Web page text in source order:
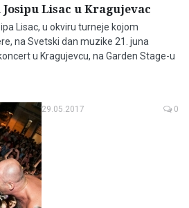
Lisac u Kragujevac
Lisac, u okviru turneje kojom
na Svetski dan muzike 21. juna
u Kragujevcu, na Garden Stage-u
29.05.2017 0